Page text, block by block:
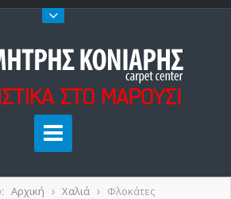
Αρχική Χαλιά Φλοκάτες